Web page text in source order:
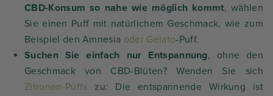
CBD-Konsum so nahe wie möglich kommt, wählen
Sie einen Puff mit natürlichem Geschmack, wie zum
Beispiel den Amnesia oder Gelato-Puff.
Suchen Sie einfach nur Entspannung, ohne den
Geschmack von CBD-Blüten? Wenden Sie sich
Zitronen-Puffs zu: Die entspannende Wirkung ist